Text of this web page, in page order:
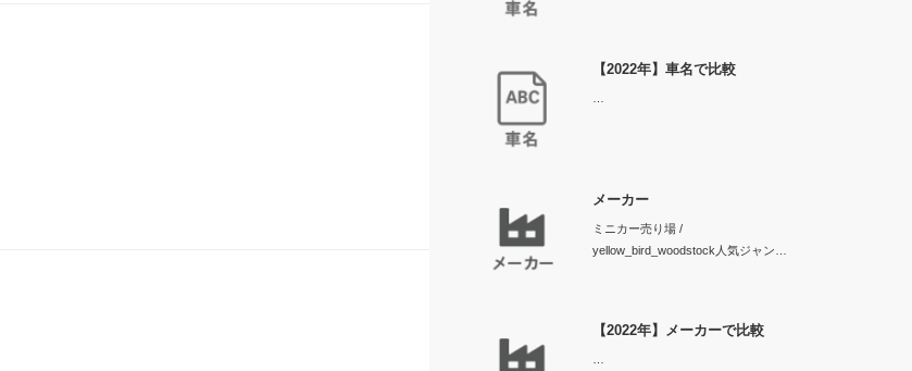
【2022年】車名で比較
メーカー
ミニカー売り場 /
yellow_bird_woodstock人気ジャン…
【2022年】メーカーで比較